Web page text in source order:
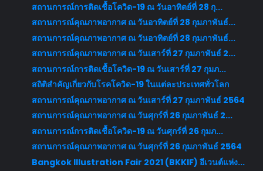
สถานการณ์การติดเชื้อโควิด-19 ณ วันอาทิตย์ที่ 28 กุ...
สถานการณ์คุณภาพอากาศ ณ วันอาทิตย์ที่ 28 กุมภาพันธ์...
สถานการณ์คุณภาพอากาศ ณ วันอาทิตย์ที่ 28 กุมภาพันธ์...
สถานการณ์คุณภาพอากาศ ณ วันเสาร์ที่ 27 กุมภาพันธ์ 2...
สถานการณ์การติดเชื้อโควิด-19 ณ วันเสาร์ที่ 27 กุมภ...
สถิติสำคัญเกี่ยวกับโรคโควิด-19 ในแต่ละประเทศทั่วโลก
สถานการณ์คุณภาพอากาศ ณ วันเสาร์ที่ 27 กุมภาพันธ์ 2564
สถานการณ์คุณภาพอากาศ ณ วันศุกร์ที่ 26 กุมภาพันธ์ 2...
สถานการณ์การติดเชื้อโควิด-19 ณ วันศุกร์ที่ 26 กุมภ...
สถานการณ์คุณภาพอากาศ ณ วันศุกร์ที่ 26 กุมภาพันธ์ 2564
Bangkok Illustration Fair 2021 (BKKIF) อีเวนต์แห่ง...